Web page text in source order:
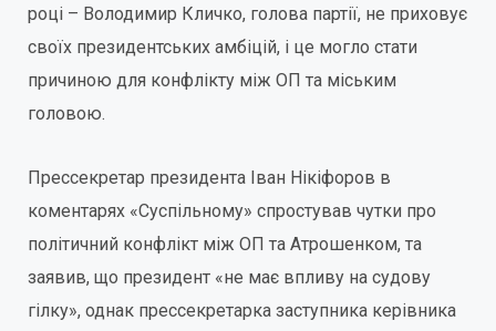
році – Володимир Кличко, голова партії, не приховує
своїх президентських амбіцій, і це могло стати
причиною для конфлікту між ОП та міським
головою.
Прессекретар президента Іван Нікіфоров в
коментарях «Суспільному» спростував чутки про
політичний конфлікт між ОП та Атрошенком, та
заявив, що президент «не має впливу на судову
гілку», однак прессекретарка заступника керівника